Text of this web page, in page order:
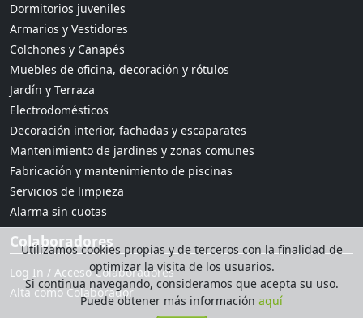
Utilizamos cookies propias y de terceros con la finalidad de
optimizar la visita de los usuarios.
Si continua navegando, consideramos que acepta su uso.
Puede obtener más información aquí
Dormitorios juveniles
Armarios y Vestidores
Colchones y Canapés
Muebles de oficina, decoración y rótulos
Jardín y Terraza
Electrodomésticos
Decoración interior, fachadas y escaparates
Mantenimiento de jardines y zonas comunes
Fabricación y mantenimiento de piscinas
Servicios de limpieza
Alarma sin cuotas
Colaboradores
Log In / Acceso Colaboradores
Alta como Colaborador